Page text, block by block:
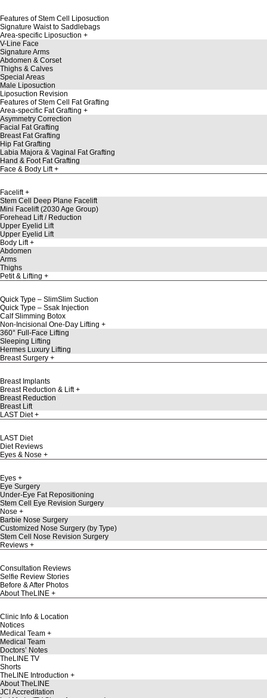
Features of Stem Cell Liposuction
Signature Waist to Saddlebags
Area-specific Liposuction
V-Line Face
Signature Arms
Abdomen & Corset
Thighs & Calves
Special Areas
Male Liposuction
Liposuction Revision
Features of Stem Cell Fat Grafting
Area-specific Fat Grafting
Asymmetry Correction
Facial Fat Grafting
Breast Fat Grafting
Hip Fat Grafting
Labia Majora & Vaginal Fat Grafting
Hand & Foot Fat Grafting
Face & Body Lift
Facelift
Stem Cell Deep Plane Facelift
Mini Facelift (2030 Age Group)
Forehead Lift / Reduction
Upper Eyelid Lift
Upper Eyelid Lift
Body Lift
Abdomen
Arms
Thighs
Petit & Lifting
Quick Type – SlimSlim Suction
Quick Type – Ssak Injection
Calf Slimming Botox
Non-Incisional One-Day Lifting
360° Full-Face Lifting
Sleeping Lifting
Hermes Luxury Lifting
Breast Surgery
Breast Implants
Breast Reduction & Lift
Breast Reduction
Breast Lift
LAST Diet
LAST Diet
Diet Reviews
Eyes & Nose
Eyes
Eye Surgery
Under-Eye Fat Repositioning
Stem Cell Eye Revision Surgery
Nose
Barbie Nose Surgery
Customized Nose Surgery (by Type)
Stem Cell Nose Revision Surgery
Reviews
Consultation Reviews
Selfie Review Stories
Before & After Photos
About TheLINE
Clinic Info & Location
Notices
Medical Team
Medical Team
Doctors’ Notes
TheLINE TV
Shorts
TheLINE Introduction
About TheLINE
JCI Accreditation